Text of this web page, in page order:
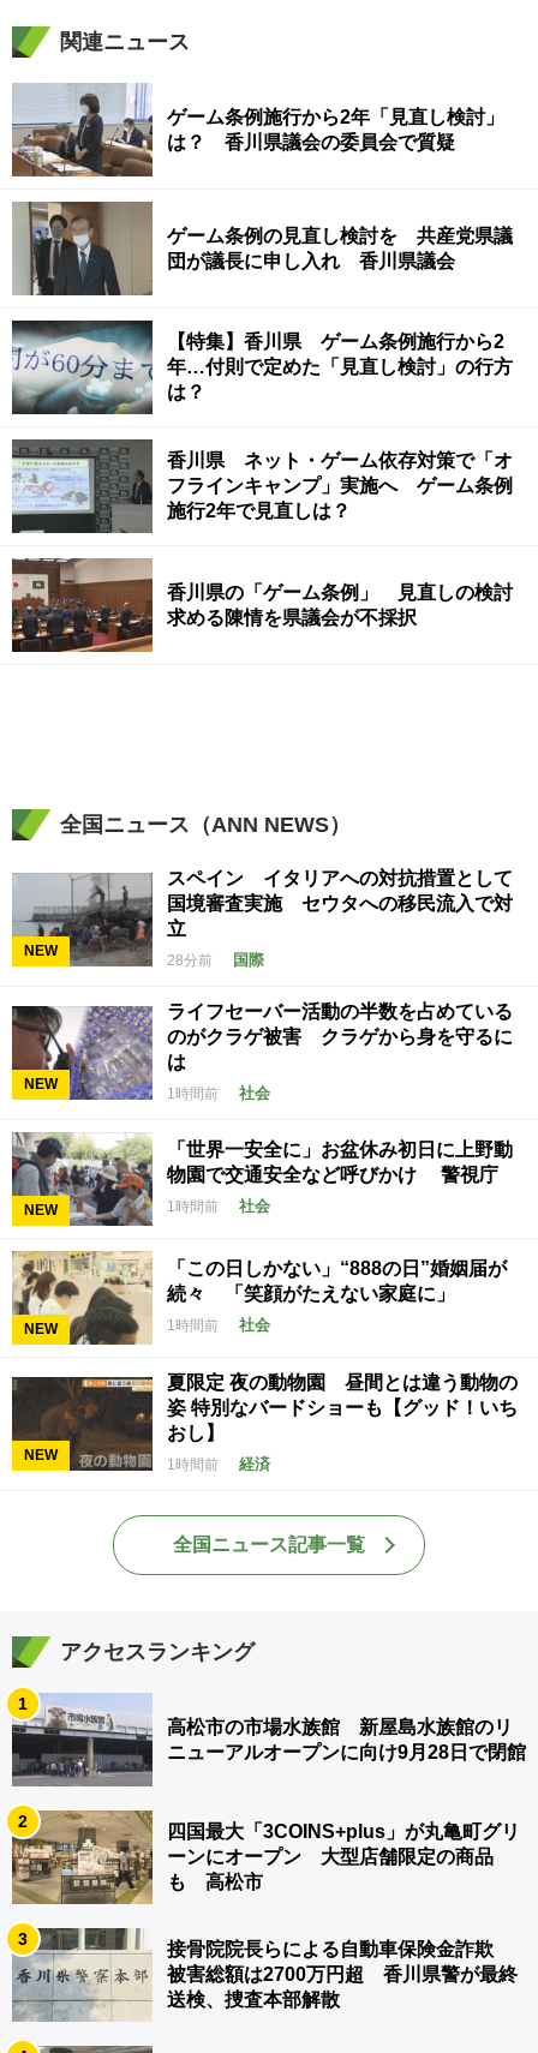
関連ニュース
ゲーム条例施行から2年「見直し検討」
は？ 香川県議会の委員会で質疑
ゲーム条例の見直し検討を 共産党県議
団が議長に申し入れ 香川県議会
【特集】香川県 ゲーム条例施行から2
年…付則で定めた「見直し検討」の行方
は？
香川県 ネット・ゲーム依存対策で「オ
フラインキャンプ」実施へ ゲーム条例
施行2年で見直しは？
香川県の「ゲーム条例」 見直しの検討
求める陳情を県議会が不採択
全国ニュース（ANN NEWS）
NEW
スペイン イタリアへの対抗措置として
国境審査実施 セウタへの移民流入で対
立
28分前 国際
NEW
ライフセーバー活動の半数を占めている
のがクラゲ被害 クラゲから身を守るに
は
1時間前 社会
NEW
「世界一安全に」お盆休み初日に上野動
物園で交通安全など呼びかけ 警視庁
1時間前 社会
NEW
「この日しかない」“888の日”婚姻届が
続々 「笑顔がたえない家庭に」
1時間前 社会
NEW
夏限定 夜の動物園 昼間とは違う動物の
姿 特別なバードショーも【グッド！いち
おし】
1時間前 経済
全国ニュース記事一覧
アクセスランキング
1
高松市の市場水族館 新屋島水族館のリ
ニューアルオープンに向け9月28日で閉館
2
四国最大「3COINS+plus」が丸亀町グリ
ーンにオープン 大型店舗限定の商品
も 高松市
3
接骨院院長らによる自動車保険金詐欺
被害総額は2700万円超 香川県警が最終
送検、捜査本部解散